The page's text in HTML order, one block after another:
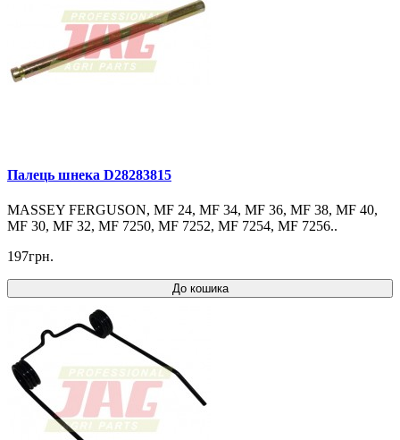
Палець шнека D28283815
MASSEY FERGUSON, MF 24, MF 34, MF 36, MF 38, MF 40,
MF 30, MF 32, MF 7250, MF 7252, MF 7254, MF 7256..
197грн.
До кошика